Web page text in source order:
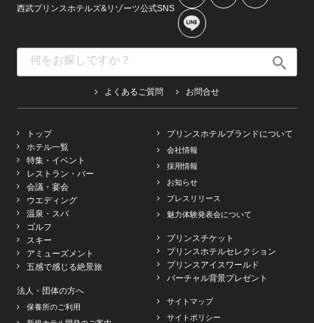
西武プリンスホテルズ&リゾーツ公式SNS
よくあるご質問 お問合せ
トップ
ホテル一覧
特集・イベント
レストラン・バー
会議・宴会
ウエディング
温泉・スパ
ゴルフ
スキー
アミューズメント
五感で感じる絶景旅
法人・団体の方へ
保養所のご利用
プリンスホテルブランドについて
会社情報
採用情報
お知らせ
プレスリリース
魅力体験発表会について
プリンスチケット
プリンスホテルセレクション
プリンスアイスワールド
バーチャル背景プレゼント
サイトマップ
サイトポリシー